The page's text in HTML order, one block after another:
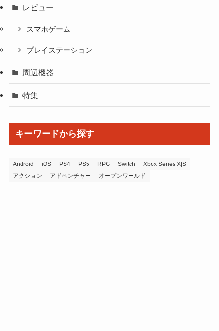
レビュー
スマホゲーム
プレイステーション
周辺機器
特集
キーワードから探す
Android iOS PS4 PS5 RPG Switch
Xbox Series X|S
アクション
アドベンチャー オープンワールド